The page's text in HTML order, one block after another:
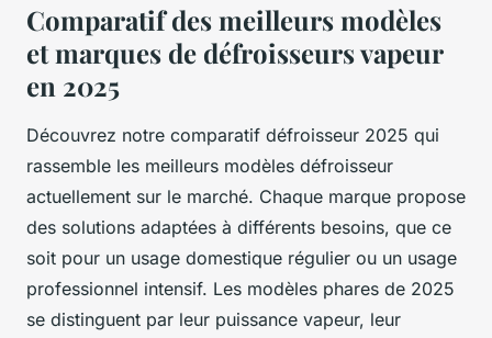
Comparatif des meilleurs modèles
et marques de défroisseurs vapeur
en 2025
Découvrez notre comparatif défroisseur 2025 qui
rassemble les meilleurs modèles défroisseur
actuellement sur le marché. Chaque marque propose
des solutions adaptées à différents besoins, que ce
soit pour un usage domestique régulier ou un usage
professionnel intensif. Les modèles phares de 2025
se distinguent par leur puissance vapeur, leur